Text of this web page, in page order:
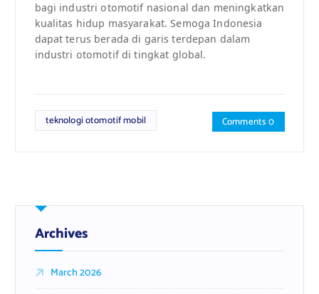
bagi industri otomotif nasional dan meningkatkan
kualitas hidup masyarakat. Semoga Indonesia
dapat terus berada di garis terdepan dalam
industri otomotif di tingkat global.
teknologi otomotif mobil Comments 0
Archives
March 2026